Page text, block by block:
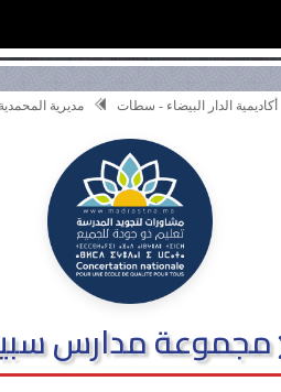
أكاديمية الدار البيضاء - سطات مديرية المحمدية
مجموعة مدارس